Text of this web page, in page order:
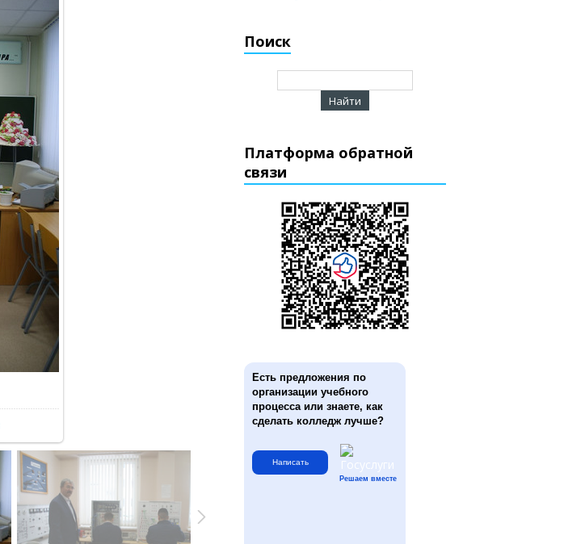
Поиск
Платформа обратной
связи
Есть предложения по
организации учебного
процесса или знаете, как
сделать колледж лучше?
Написать
Решаем вместе